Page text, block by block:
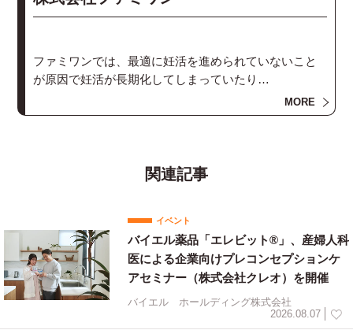
ファミワンでは、最適に妊活を進められていないこと
が原因で妊活が長期化してしまっていたり
カップル関係が悪くなってしまったりする状況を助け
たい、
ファミワンが抱える専門家や妊活経験者の知識を総動
MORE
関連記事
イベント
バイエル薬品「エレビット®」、産婦人科
医による企業向けプレコンセプションケ
アセミナー（株式会社クレオ）を開催
バイエル ホールディング株式会社
2026.08.07